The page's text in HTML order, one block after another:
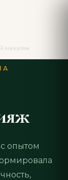
макияж
опытом